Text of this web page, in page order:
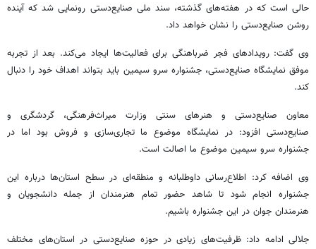
حالی است که در هفته‌های گذشته، سند ملی صنایع‌دستی رونمایی شد که آینده
روشن صنایع‌دستی را نشان خواهد داد.
وی گفت: رویدادهای فجر ضرباهنگی برای فعالیت‌ها ایجاد می‌کند. بعد از تجربه
موفق نمایشگاه صنایع‌دستی، جشنواره سرو سیمین باید بتواند اهداف خود را دنبال
کند.
معاون صنایع‌دستی و هنرهای سنتی وزارت میراث‌فرهنگی، گردشگری و
صنایع‌دستی افزود: در نمایشگاه موضوع ما تجاری‌سازی و فروش بود اما در
جشنواره سرو سیمین موضوع ما اصالت است.
وی اضافه کرد: اطلاع‌رسانی داوطلبانه و منطقه‌ای در سطح استان‌ها درباره این
جشنواره انجام شود تا شاهد حضور تمام هنرمندان از جمله دانشجویان و
هنرمندان جوان در این جشنواره باشیم.
جلالی ادامه داد: ظرفیت‌های زیادی در حوزه صنایع‌دستی در استان‌های مختلف